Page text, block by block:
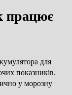
працює
для
показників.
у морозну